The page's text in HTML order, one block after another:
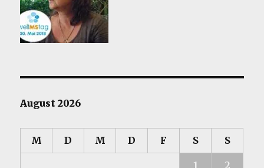
August 2026
M D M D F S S
1 2